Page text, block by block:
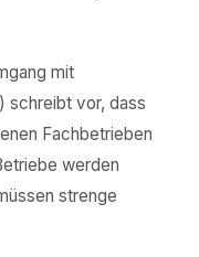
mit
schreibt vor, dass
Fachbetrieben
werden
strenge